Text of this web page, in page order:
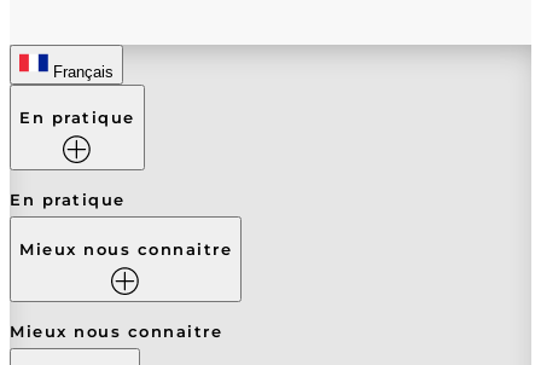
Français
En pratique
En pratique
Mieux nous connaitre
Mieux nous connaitre